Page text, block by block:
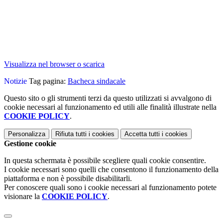
Visualizza nel browser o scarica
Notizie Tag pagina: Bacheca sindacale
Questo sito o gli strumenti terzi da questo utilizzati si avvalgono di
cookie necessari al funzionamento ed utili alle finalità illustrate nella
COOKIE POLICY.
Personalizza Rifiuta tutti i cookies Accetta tutti i cookies
Gestione cookie
In questa schermata è possibile scegliere quali cookie consentire.
I cookie necessari sono quelli che consentono il funzionamento della
piattaforma e non è possibile disabilitarli.
Per conoscere quali sono i cookie necessari al funzionamento potete
visionare la COOKIE POLICY.